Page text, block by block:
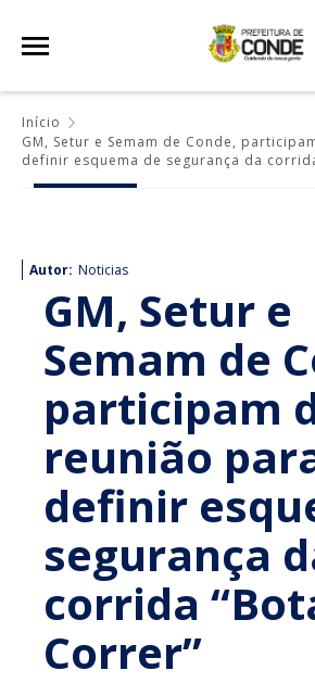
Início
GM, Setur e Semam de Conde,
definir esquema de segurança da
Autor: Noticias
GM, Setur e
Semam de
participam
reunião
definir
segurança
corrida
Correr”